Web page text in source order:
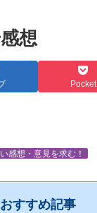
想
Pocket
感想・意見を求む！
おすすめ記事